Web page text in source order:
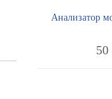
Анализатор
50